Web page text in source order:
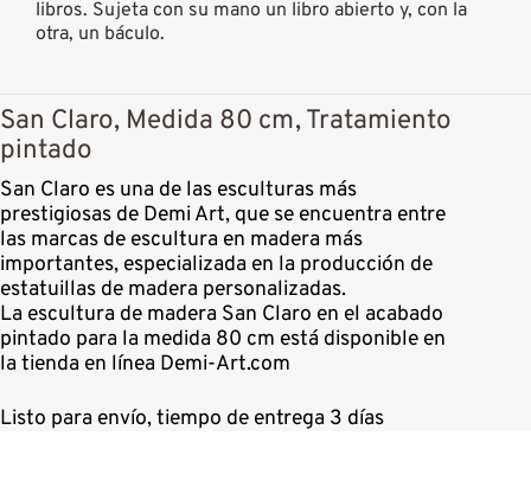
libros. Sujeta con su mano un libro abierto y, con la
otra, un báculo.
San Claro, Medida 80 cm, Tratamiento
pintado
San Claro es una de las esculturas más
prestigiosas de Demi Art, que se encuentra entre
las marcas de escultura en madera más
importantes, especializada en la producción de
estatuillas de madera personalizadas.
La escultura de madera San Claro en el acabado
pintado para la medida 80 cm está disponible en
la tienda en línea Demi-Art.com
Listo para envío, tiempo de entrega 3 días